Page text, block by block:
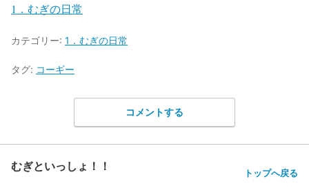
1．むぎの日常
カテゴリー: 1．むぎの日常
タグ: コーギー
コメントする
むぎといっしょ！！ トップへ戻る